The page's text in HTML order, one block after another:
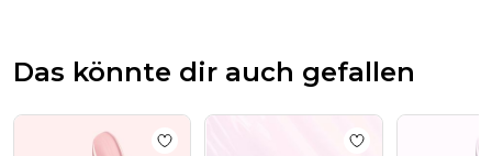
2026
Das könnte dir auch gefallen
Add to wishlist Master Hard Rose 15 ml
Add to wishlist